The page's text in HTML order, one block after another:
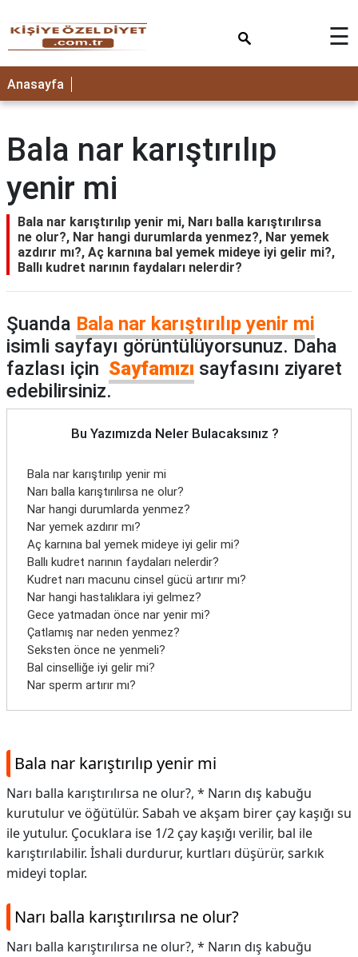
ANASAYFA
☰
Anasayfa
Bala nar karıştırılıp
yenir mi
Bala nar karıştırılıp yenir mi, Narı balla karıştırılırsa
ne olur?, Nar hangi durumlarda yenmez?, Nar yemek
azdırır mı?, Aç karnına bal yemek mideye iyi gelir mi?,
Ballı kudret narının faydaları nelerdir?
Şuanda Bala nar karıştırılıp yenir mi
isimli sayfayı görüntülüyorsunuz. Daha
fazlası için Sayfamızı sayfasını ziyaret
edebilirsiniz.
Bu Yazımızda Neler Bulacaksınız ?
Bala nar karıştırılıp yenir mi
Narı balla karıştırılırsa ne olur?
Nar hangi durumlarda yenmez?
Nar yemek azdırır mı?
Aç karnına bal yemek mideye iyi gelir mi?
Ballı kudret narının faydaları nelerdir?
Kudret narı macunu cinsel gücü artırır mı?
Nar hangi hastalıklara iyi gelmez?
Gece yatmadan önce nar yenir mi?
Çatlamış nar neden yenmez?
Seksten önce ne yenmeli?
Bal cinselliğe iyi gelir mi?
Nar sperm artırır mı?
Bala nar karıştırılıp yenir mi
Narı balla karıştırılırsa ne olur?, * Narın dış kabuğu
kurutulur ve öğütülür. Sabah ve akşam birer çay kaşığı su
ile yutulur. Çocuklara ise 1/2 çay kaşığı verilir, bal ile
karıştırılabilir. İshali durdurur, kurtları düşürür, sarkık
mideyi toplar.
Narı balla karıştırılırsa ne olur?
Narı balla karıştırılırsa ne olur?, * Narın dış kabuğu